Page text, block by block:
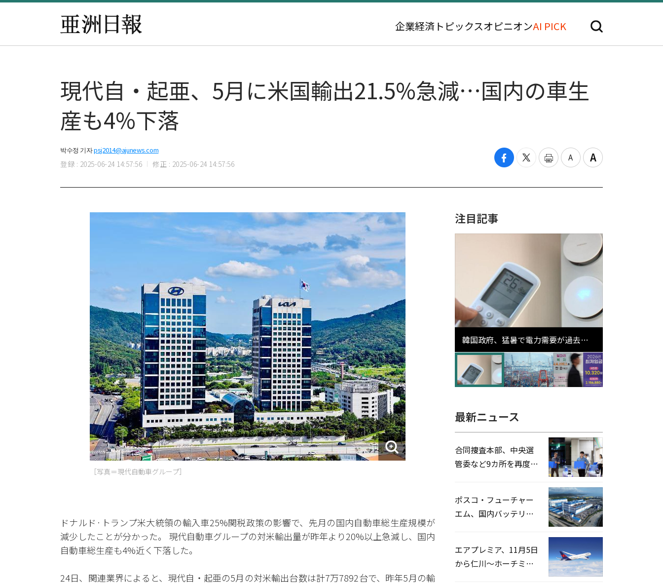
企業経済 トピックスオピニオンAI PICK
現代自・起亜、5月に米国輸出21.5%急減…国内の車生
産も4%下落
박수정 기자psj2014@ajunews.com
登録 : 2025-06-24 14:57:56 修正 : 2025-06-24 14:57:56
［写真＝現代自動車グループ］
ドナルド·トランプ米大統領の輸入車25%関税政策の影響で、先月の国内自動車総生産規模が
減少したことが分かった。 現代自動車グループの対米輸出量が昨年より20%以上急減し、国内
自動車総生産も4%近く下落した。
24日、関連業界によると、現代自・起亜の5月の対米輸出台数は計7万7892台で、昨年5月の輸
注目記事
韓国政府、猛暑で電力需要が過去最
高更新の可能性に需給対応体制を点
検
最新ニュース
合同捜査本部、中央選
管委など9カ所を再度家
ポスコ・フューチャー
エム、国内バッテリー
エアプレミア、11月5日
から仁川〜ホーチミン